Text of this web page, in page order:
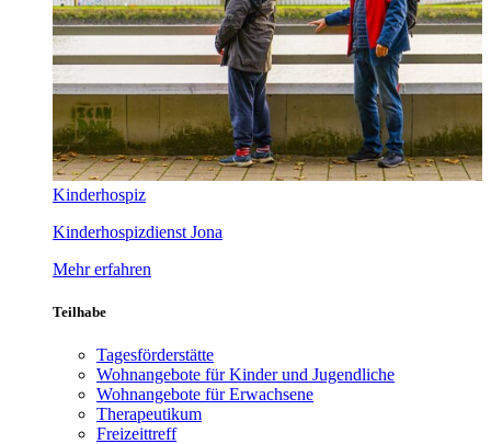
Kinderhospiz
Kinderhospizdienst Jona
Mehr erfahren
Teilhabe
Tagesförderstätte
Wohnangebote für Kinder und Jugendliche
Wohnangebote für Erwachsene
Therapeutikum
Freizeittreff